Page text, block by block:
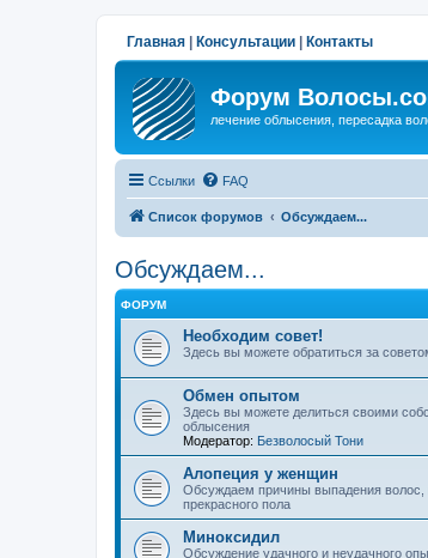
Главная Консультации Контакты
Форум
лечение облысения, пересадка
Ссылки FAQ
Список форумов Обсуждаем...
Обсуждаем...
ФОРУМ
Необходим совет!
Здесь вы можете обратиться за
Обмен опытом
Здесь вы можете делиться своими
облысения
Модератор: Безволосый Тони
Алопеция у женщин
Обсуждаем причины выпадения волос,
прекрасного пола
Миноксидил
Обсуждение удачного и неудачного